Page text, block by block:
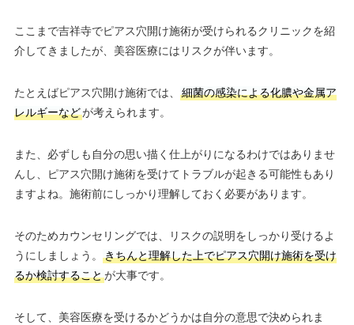
ここまで吉祥寺でピアス穴開け施術が受けられるクリニックを紹
介してきましたが、美容医療にはリスクが伴います。
たとえばピアス穴開け施術では、
細菌の感染による化膿や金属ア
レルギーなどが考えられます。
また、必ずしも自分の思い描く仕上がりになるわけではありませ
んし、ピアス穴開け施術を受けてトラブルが起きる可能性もあり
ますよね。施術前にしっかり理解しておく必要があります。
そのためカウンセリングでは、リスクの説明をしっかり受けるよ
うにしましょう。
きちんと理解した上でピアス穴開け施術を受け
るか検討することが大事です。
そして、美容医療を受けるかどうかは自分の意思で決められま